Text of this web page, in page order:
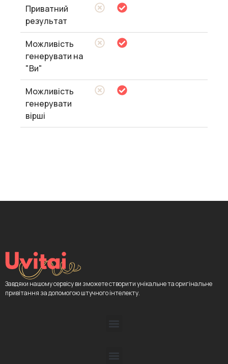
Приватний
результат
Можливість
генерувати на
"Ви"
Можливість
генерувати
вірші
Завдяки нашому сервісу ви зможете створити унікальне та оригінальне
привітання за допомогою штучного інтелекту.